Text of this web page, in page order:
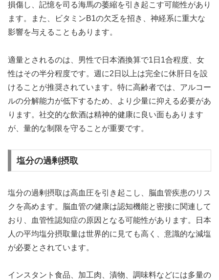
損傷し、記憶を司る海馬の萎縮を引き起こす可能性があり
ます。また、ビタミンB1の欠乏を招き、神経系に重大な
影響を与えることもあります。
適量とされるのは、男性で日本酒換算で1日1合程度、女
性はその半分程度です。週に2日以上は完全に休肝日を設
けることが推奨されています。特に高齢者では、アルコー
ルの分解能力が低下するため、より少量に抑える必要があ
ります。社交的な飲酒は精神的健康に良い面もあります
が、量的な制限を守ることが重要です。
塩分の過剰摂取
塩分の過剰摂取は高血圧を引き起こし、脳血管疾患のリス
クを高めます。脳血管の健康は認知機能と密接に関連して
おり、血管性認知症の原因となる可能性があります。日本
人の平均塩分摂取量は世界的に見ても高く、意識的な減塩
が必要とされています。
インスタント食品、加工肉、漬物、調味料などには多量の